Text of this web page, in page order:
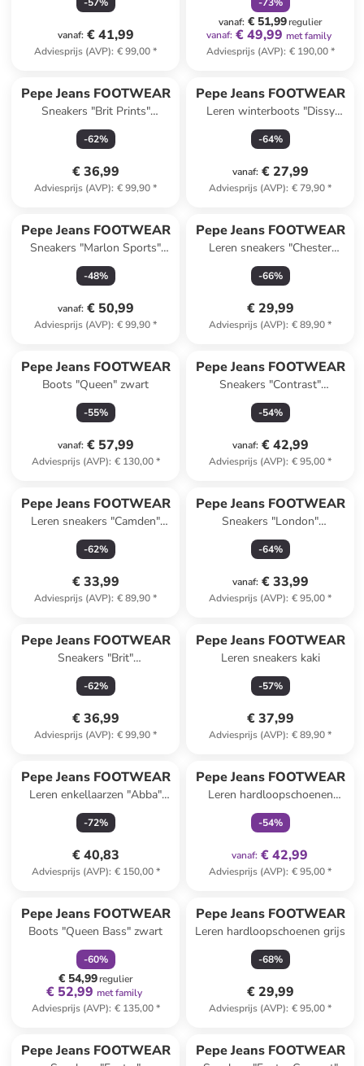
vanaf: € 41,99
Adviesprijs (AVP): € 99,00*
vanaf: € 51,99regulier
vanaf: € 49,99 met family
Adviesprijs (AVP): € 190,00*
Pepe Jeans FOOTWEAR
Sneakers "Brit Prints"
bruin/kaki/lichtbruin
-62%
€ 36,99
Adviesprijs (AVP): € 99,90*
Pepe Jeans FOOTWEAR
Leren winterboots "Dissy
Young" lichtbruin
-64%
vanaf: € 27,99
Adviesprijs (AVP): € 79,90*
Pepe Jeans FOOTWEAR
Sneakers "Marlon Sports"
lichtbruin/lichtroze/paars
-48%
vanaf: € 50,99
Adviesprijs (AVP): € 99,90*
Pepe Jeans FOOTWEAR
Leren sneakers "Chester
Distress" wit/goudkleurig
-66%
€ 29,99
Adviesprijs (AVP): € 89,90*
Pepe Jeans FOOTWEAR
Boots "Queen" zwart
-55%
vanaf: € 57,99
Adviesprijs (AVP): € 130,00*
Pepe Jeans FOOTWEAR
Sneakers "Contrast"
groen/donkerblauw/crème
-54%
vanaf: € 42,99
Adviesprijs (AVP): € 95,00*
Pepe Jeans FOOTWEAR
Leren sneakers "Camden"
crème/goudkleurig
-62%
€ 33,99
Adviesprijs (AVP): € 89,90*
Pepe Jeans FOOTWEAR
Sneakers "London"
donkerblauw/blauw
-64%
vanaf: € 33,99
Adviesprijs (AVP): € 95,00*
Pepe Jeans FOOTWEAR
Sneakers "Brit"
grijs/zwart/antraciet
-62%
€ 36,99
Adviesprijs (AVP): € 99,90*
Pepe Jeans FOOTWEAR
Leren sneakers kaki
-57%
€ 37,99
Adviesprijs (AVP): € 89,90*
Pepe Jeans FOOTWEAR
Leren enkellaarzen "Abba"
lichtbruin
-72%
€ 40,83
Adviesprijs (AVP): € 150,00*
Pepe Jeans FOOTWEAR
Leren hardloopschoenen
groen
-54%
vanaf: € 42,99
Adviesprijs (AVP): € 95,00*
Pepe Jeans FOOTWEAR
Boots "Queen Bass" zwart
-60%
€ 54,99regulier
€ 52,99 met family
Adviesprijs (AVP): € 135,00*
Pepe Jeans FOOTWEAR
Leren hardloopschoenen grijs
-68%
€ 29,99
Adviesprijs (AVP): € 95,00*
Pepe Jeans FOOTWEAR Pepe Jeans FOOTWEAR